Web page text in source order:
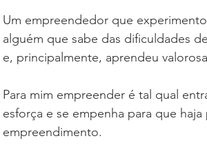
Um empreendedor que
alguém que sabe das dificuldades
e, principalmente, aprendeu
Para mim empreender é tal qual
esforça e se empenha para que
empreendimento.